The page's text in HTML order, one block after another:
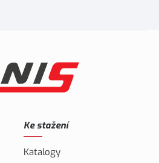
Ke stažení
Katalogy